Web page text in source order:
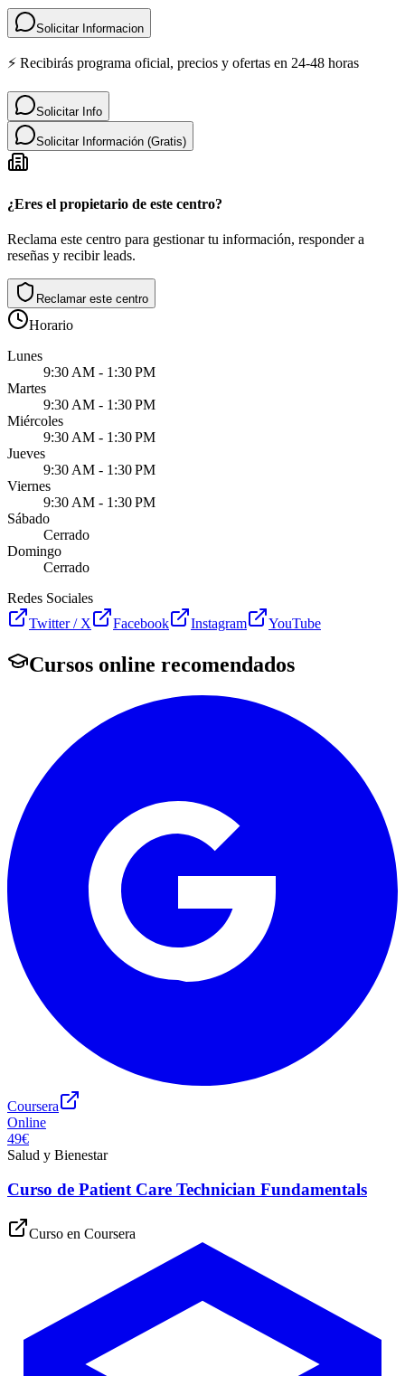
Solicitar Informacion
⚡ Recibirás programa oficial, precios y ofertas en 24-48 horas
Solicitar Info
Solicitar Información (Gratis)
¿Eres el propietario de este centro?
Reclama este centro para gestionar tu información, responder a
reseñas y recibir leads.
Reclamar este centro
Horario
Lunes
9:30 AM - 1:30 PM
Martes
9:30 AM - 1:30 PM
Miércoles
9:30 AM - 1:30 PM
Jueves
9:30 AM - 1:30 PM
Viernes
9:30 AM - 1:30 PM
Sábado
Cerrado
Domingo
Cerrado
Redes Sociales
Twitter / X
Facebook Instagram YouTube
Cursos online recomendados
Coursera
Online
49€
Salud y Bienestar
Curso de Patient Care Technician Fundamentals
Curso en Coursera